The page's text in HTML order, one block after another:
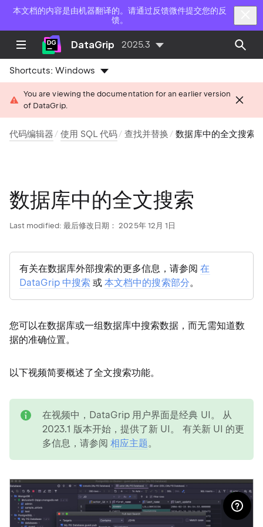
本文档的内容是由机器翻译的。请通过反馈微件提交您的反
馈。
DataGrip 2025.3
Shortcuts:Windows
You are viewing the documentation for an earlier version
of DataGrip.
代码编辑器 使用 SQL 代码 查找并替换 数据库中的全文搜索
数据库中的全文搜索
Last modified: 最后修改日期： 2025年 12月 1日
有关在数据库外部搜索的更多信息，请参阅在
DataGrip 中搜索 或本文档中的搜索部分。
您可以在数据库或一组数据库中搜索数据，而无需知道数
据的准确位置。
以下视频简要概述了全文搜索功能。
在视频中，DataGrip 用户界面是经典 UI。 从
2023.1 版本开始，提供了新 UI。 有关新 UI 的更
多信息，请参阅相应主题。